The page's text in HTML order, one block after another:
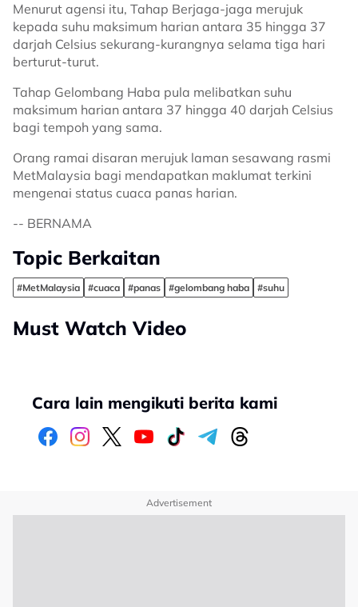
Menurut agensi itu, Tahap Berjaga-jaga merujuk
kepada suhu maksimum harian antara 35 hingga 37
darjah Celsius sekurang-kurangnya selama tiga hari
berturut-turut.
Tahap Gelombang Haba pula melibatkan suhu
maksimum harian antara 37 hingga 40 darjah Celsius
bagi tempoh yang sama.
Orang ramai disaran merujuk laman sesawang rasmi
MetMalaysia bagi mendapatkan maklumat terkini
mengenai status cuaca panas harian.
-- BERNAMA
Topic Berkaitan
#MetMalaysia #cuaca #panas #gelombang haba #suhu
Must Watch Video
Cara lain mengikuti berita kami
Advertisement